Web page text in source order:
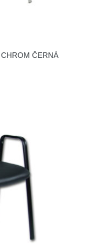
ČERNÁ